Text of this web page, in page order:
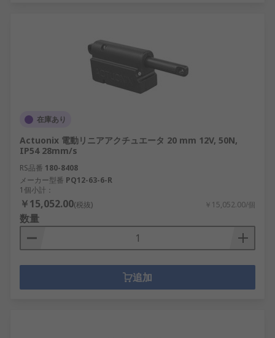
在庫あり
Actuonix 電動リニアアクチュエータ 20 mm 12V, 50N,
IP54 28mm/s
RS品番 180-8408
メーカー型番 PQ12-63-6-R
1個小計：
￥15,052.00(税抜) ￥15,052.00/個
数量
追加